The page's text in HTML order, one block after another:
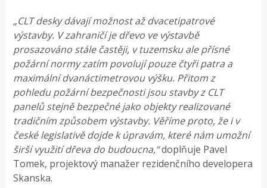
„CLT desky dávají možnost až dvacetipatrové
výstavby. V zahraničí je dřevo ve výstavbě
prosazováno stále častěji, v tuzemsku ale přísné
požární normy zatím povolují pouze čtyři patra a
maximální dvanáctimetrovou výšku. Přitom z
pohledu požární bezpečnosti jsou stavby z CLT
panelů stejně bezpečné jako objekty realizované
tradičním způsobem výstavby. Věříme proto, že i v
české legislativě dojde k úpravám, které nám umožní
širší využití dřeva do budoucna,“doplňuje Pavel
Tomek, projektový manažer rezidenčního developera
Skanska.